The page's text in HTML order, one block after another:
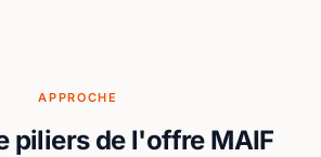
APPROCHE
piliers de l'offre MAIF